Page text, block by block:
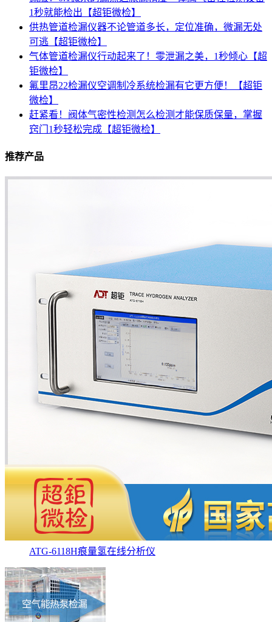
1秒就能检出【超钜微检】
供热管道检漏仪器不论管道多长，定位准确，微漏无处
可逃【超钜微检】
气体管道检漏仪行动起来了！零泄漏之美，1秒倾心【超
钜微检】
氟里昂22检漏仪空调制冷系统检漏有它更方便！【超钜
微检】
赶紧看！阀体气密性检测怎么检测才能保质保量，掌握
窍门1秒轻松完成【超钜微检】
推荐产品
ATG-6118H痕量氢在线分析仪